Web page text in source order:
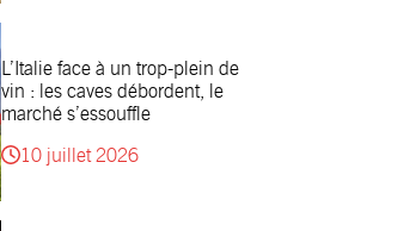
L’Italie face à un trop-plein de
vin : les caves débordent, le
marché s’essouffle
10 juillet 2026